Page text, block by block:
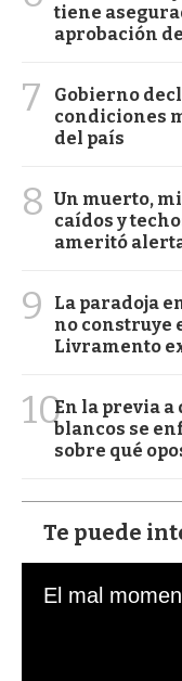
tiene
aprobación
7
Gobierno
condiciones
del país
8 Un muerto,
caídos y
ameritó
9
La paradoja
no construye
Livramento
10En la previa a
blancos se
sobre qué
Te puede